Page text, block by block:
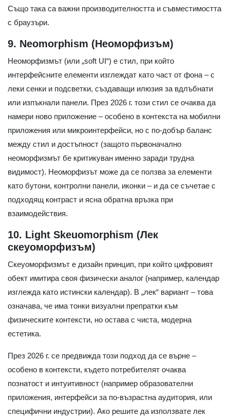
Също така са важни производителността и съвместимостта
с браузъри.
9. Neomorphism (Неоморфизъм)
Неоморфизмът (или „soft UI“) е стил, при който
интерфейсните елементи изглеждат като част от фона – с
леки сенки и подсветки, създаващи илюзия за вдлъбнати
или изпъкнали панели. През 2026 г. този стил се очаква да
намери ново приложение – особено в контекста на мобилни
приложения или микроинтерфейси, но с по-добър баланс
между стил и достъпност (защото първоначално
неоморфизмът бе критикуван именно заради трудна
видимост). Неоморфизът може да се ползва за елементи
като бутони, контролни панели, иконки – и да се съчетае с
подходящ контраст и ясна обратна връзка при
взаимодействия.
10. Light Skeuomorphism (Лек
скеуоморфизъм)
Скеуоморфизмът е дизайн принцип, при който цифровият
обект имитира своя физически аналог (например, календар
изглежда като истински календар). В „лек“ вариант – това
означава, че има тонки визуални препратки към
физическите контексти, но остава с чиста, модерна
естетика.
През 2026 г. се предвижда този подход да се върне –
особено в контексти, където потребителят очаква
познатост и интуитивност (например образователни
приложения, интерфейси за по-възрастна аудитория, или
специфични индустрии). Ако решите да използвате лек